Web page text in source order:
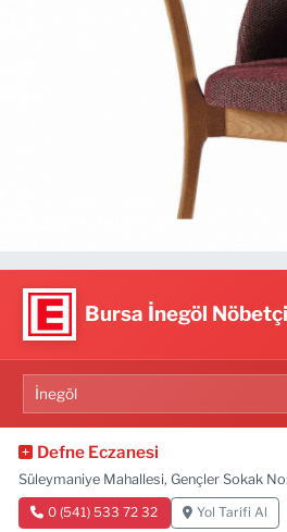
Bursa İnegöl
Defne Eczanesi
Süleymaniye Mahallesi, Gençler Sokak
0 (541) 533 72 32 Yol Tarifi Al